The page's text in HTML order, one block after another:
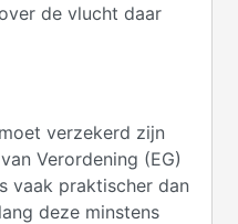
de vlucht daar
verzekerd zijn
Verordening (EG)
vaak praktischer dan
deze minstens